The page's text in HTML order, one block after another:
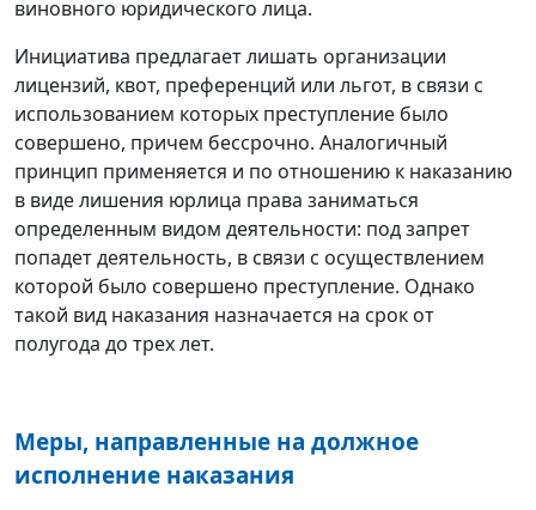
виновного юридического лица.
Инициатива предлагает лишать организации
лицензий, квот, преференций или льгот, в связи с
использованием которых преступление было
совершено, причем бессрочно. Аналогичный
принцип применяется и по отношению к наказанию
в виде лишения юрлица права заниматься
определенным видом деятельности: под запрет
попадет деятельность, в связи с осуществлением
которой было совершено преступление. Однако
такой вид наказания назначается на срок от
полугода до трех лет.
Меры, направленные на должное
исполнение наказания